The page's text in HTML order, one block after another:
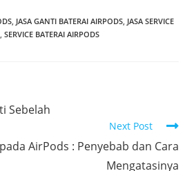
, JASA GANTI BATERAI AIRPODS, JASA SERVICE
, SERVICE BATERAI AIRPODS
Sebelah
Next Post
AirPods : Penyebab dan Cara
Mengatasinya